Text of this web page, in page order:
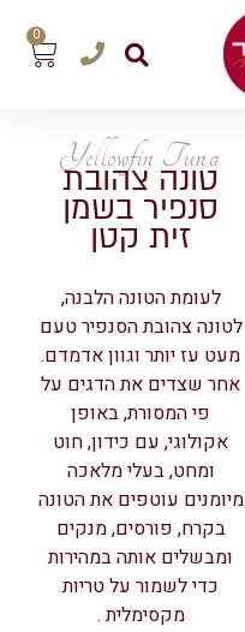
0
Yellowfin Tuna
טונה צהובת
סנפיר בשמן
זית קטן
לעומת הטונה הלבנה,
לטונה צהובת הסנפיר טעם
מעט עז יותר וגוון אדמדם.
אחר שצדים את הדגים על
פי המסורת, באופן
אקולוגי, עם כידון, חוט
ומחט, בעלי מלאכה
מיומנים עוטפים את הטונה
בקרח, פורסים, מנקים
ומבשלים אותה במהירות
כדי לשמור על טריות
מקסימלית .